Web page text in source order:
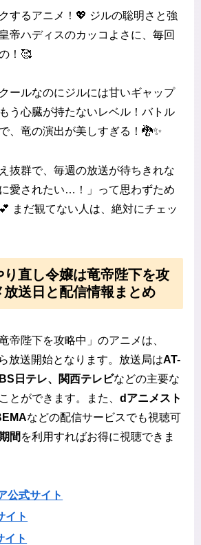
するアニメ！💖 ジルの聡明さと強
帝ハディスのカッコよさに、毎回
！🥰
ールなのにジルには甘いギャップ
う心臓が持たないレベル！バトル
、竜の演出が美しすぎる！🐉✨
抜群で、毎週の放送が待ちきれな
愛されたい…！」って思わずため
まだ観てない人は、絶対にチェッ
り直し令嬢は竜帝陛下を攻
放送日と配信情報まとめ
帝陛下を攻略中」のアニメは、
放送開始となります。放送局はAT-
日テレ、関西テレビなどの主要な
とができます。また、 dアニメスト
などの配信サービスでも視聴可
間 を利用すればお得に視聴できま
公式サイト
イト
イト